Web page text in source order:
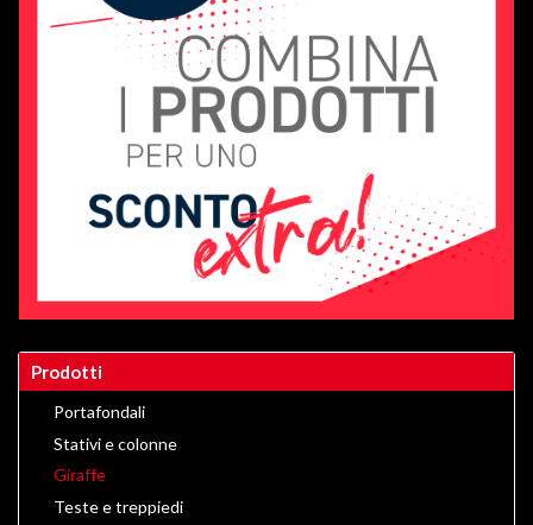
Prodotti
Portafondali
Stativi e colonne
Giraffe
Teste e treppiedi